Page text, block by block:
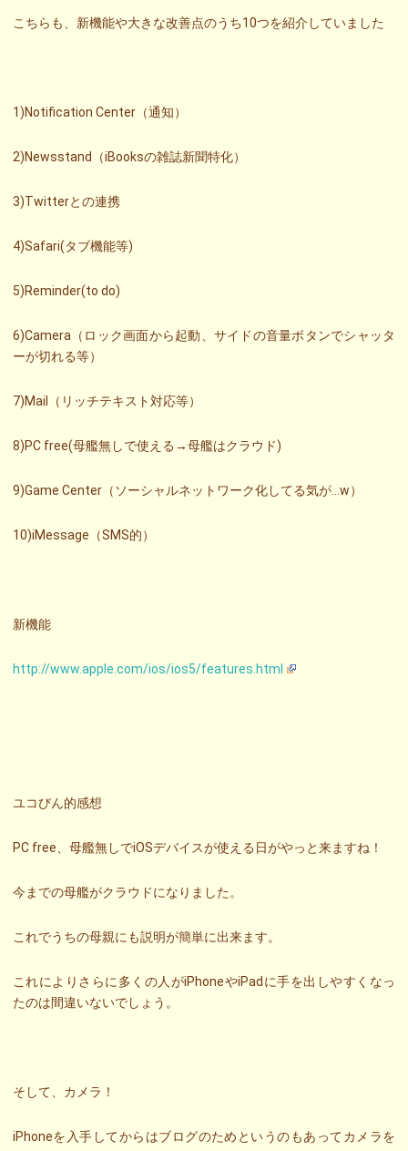
こちらも、新機能や大きな改善点のうち10つを紹介していました
1)Notification Center（通知）
2)Newsstand（iBooksの雑誌新聞特化）
3)Twitterとの連携
4)Safari(タブ機能等)
5)Reminder(to do)
6)Camera（ロック画面から起動、サイドの音量ボタンでシャッタ
ーが切れる等）
7)Mail（リッチテキスト対応等）
8)PC free(母艦無しで使える→母艦はクラウド)
9)Game Center（ソーシャルネットワーク化してる気が…w）
10)iMessage（SMS的）
新機能
http://www.apple.com/ios/ios5/features.html
ユコびん的感想
PC free、母艦無しでiOSデバイスが使える日がやっと来ますね！
今までの母艦がクラウドになりました。
これでうちの母親にも説明が簡単に出来ます。
これによりさらに多くの人がiPhoneやiPadに手を出しやすくなっ
たのは間違いないでしょう。
そして、カメラ！
iPhoneを入手してからはブログのためというのもあってカメラを